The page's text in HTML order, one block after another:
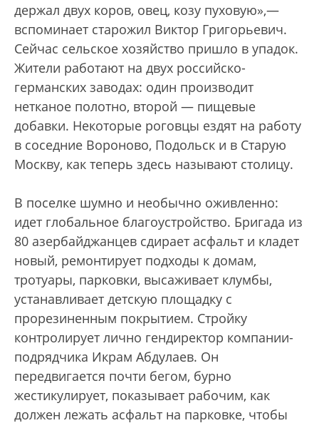
держал двух коров, овец, козу пуховую»,—
вспоминает старожил Виктор Григорьевич.
Сейчас сельское хозяйство пришло в упадок.
Жители работают на двух российско-
германских заводах: один производит
нетканое полотно, второй — пищевые
добавки. Некоторые роговцы ездят на работу
в соседние Вороново, Подольск и в Старую
Москву, как теперь здесь называют столицу.
В поселке шумно и необычно оживленно:
идет глобальное благоустройство. Бригада из
80 азербайджанцев сдирает асфальт и кладет
новый, ремонтирует подходы к домам,
тротуары, парковки, высаживает клумбы,
устанавливает детскую площадку с
прорезиненным покрытием. Стройку
контролирует лично гендиректор компании-
подрядчика Икрам Абдулаев. Он
передвигается почти бегом, бурно
жестикулирует, показывает рабочим, как
должен лежать асфальт на парковке, чтобы